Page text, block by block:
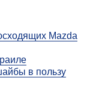
Mazda
в пользу